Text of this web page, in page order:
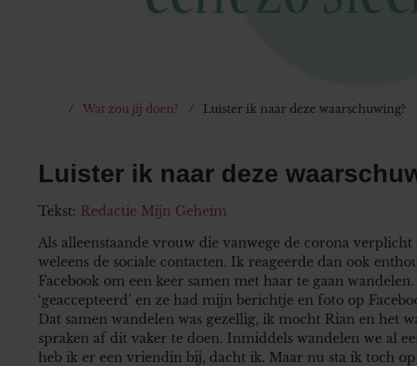
Wat zou jij doen? Luister ik naar deze waarschuwing?
Luister ik naar deze
Tekst: Redactie Mijn Geheim
Als alleenstaande vrouw die vanwege de corona
weleens de sociale contacten. Ik reageerde dan ook
Facebook om een keer samen met haar te gaan
‘geaccepteerd’ en ze had mijn berichtje en foto op
Dat samen wandelen was gezellig, ik mocht Rian en het
spraken af dit vaker te doen. Inmiddels wandelen we al
heb ik er een vriendin bij, dacht ik. Maar nu sta ik toch